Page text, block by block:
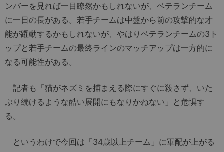
ンバーを見れば一目瞭然かもしれないが、ベテランチーム
に一日の長がある。若手チームは中盤から前の攻撃的な才
能が躍動するかもしれないが、やはりベテランチームの3ト
ップと若手チームの最終ラインのマッチアップは一方的に
なる可能性がある。
記者も「猫がネズミを捕まえる際にすぐに殺さず、いた
ぶり続けるような酷い展開にもなりかねない」と危惧す
る。
というわけで今回は「34歳以上チーム」に軍配が上がる